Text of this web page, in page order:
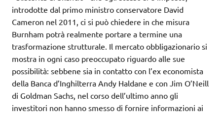
introdotte dal primo ministro conservatore David
Cameron nel 2011, ci si può chiedere in che misura
Burnham potrà realmente portare a termine una
trasformazione strutturale. Il mercato obbligazionario si
mostra in ogni caso preoccupato riguardo alle sue
possibilità: sebbene sia in contatto con l’ex economista
della Banca d’Inghilterra Andy Haldane e con Jim O’Neill
di Goldman Sachs, nel corso dell’ultimo anno gli
investitori non hanno smesso di fornire informazioni ai